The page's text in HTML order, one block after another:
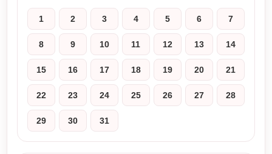
1 2 3 4 5 6 7
8 9 10 11 12 13 14
15 16 17 18 19 20 21
22 23 24 25 26 27 28
29 30 31